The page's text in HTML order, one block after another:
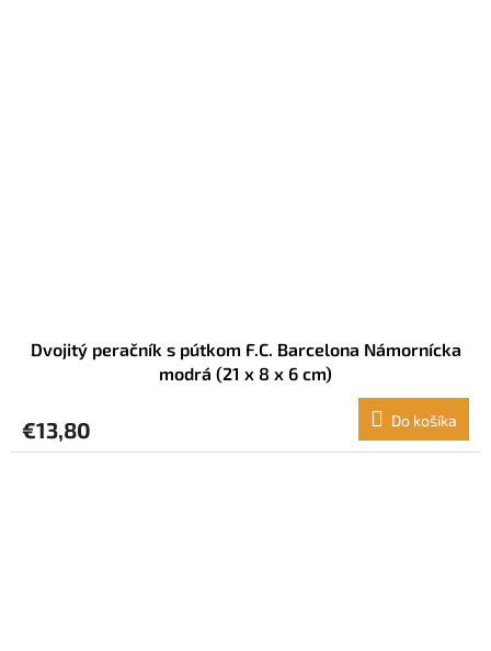
Dvojitý peračník s pútkom F.C. Barcelona Námornícka
modrá (21 x 8 x 6 cm)
€13,80 Do košíka